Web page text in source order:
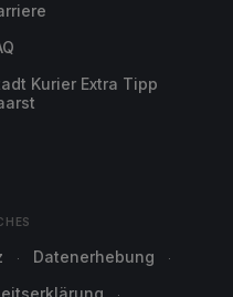
Kurier Extra Tipp
Datenerhebung